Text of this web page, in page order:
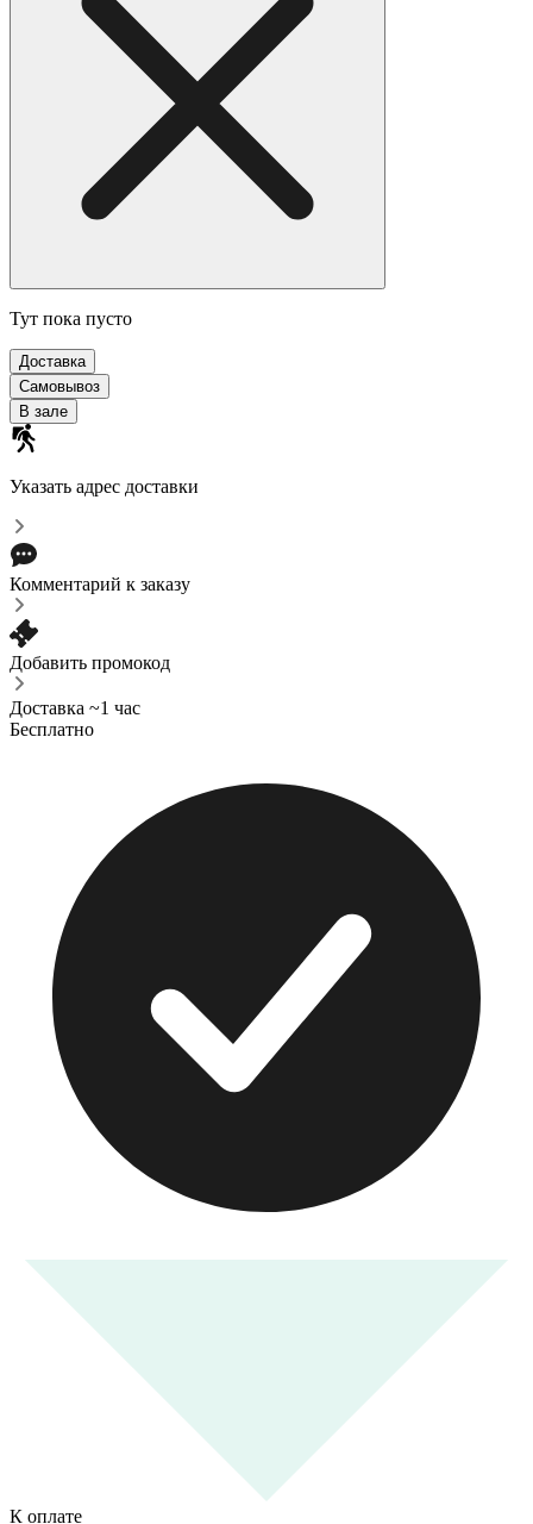
Тут пока пусто
Доставка
Самовывоз
В зале
Указать адрес доставки
Комментарий к заказу
Добавить промокод
Доставка ~1 час
Бесплатно
К оплате